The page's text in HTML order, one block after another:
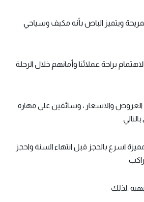
المريحة ويتميز الباص بأنه مكيف وسياحي
براحة عملائنا وأمانهم خلال الرحلة
العروض والاسعار ، وسائقين علي مهارة
اسرع بالحجز قبل انتهاء السنة واحجز
.لذلك